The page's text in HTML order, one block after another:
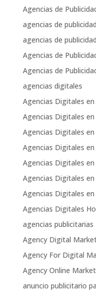
Agencias de
agencias de
agencias de
Agencias de
Agencias de
agencias digitales
Agencias Digitales en
Agencias Digitales
Agencias Digitales
Agencias Digitales
Agencias Digitales
Agencias Digitales
Agencias Digitales
Agencias Digitales
agencias publicitarias
Agency Digital
Agency For Digital
Agency Online
anuncio publicitario